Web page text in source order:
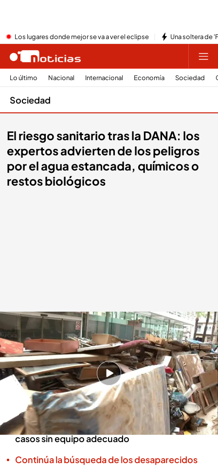
Los lugares donde mejor se va a ver el eclipse Una soltera de
Lo último Nacional Internacional Economía Sociedad
Sociedad
El riesgo sanitario tras la DANA: los
expertos advierten de los peligros
por el agua estancada, químicos o
restos biológicos
Preocupan las infecciones tras el paso de la DANA
Redacción digital Noticias Cuatro Patricia Pereda
04 NOV 2024 - 21:38h.
El agua estancada, entre otros factores,
supone un riesgo sanitario que se podría ver
agravado con el paso de los días
Los voluntarios están trabajando en muchos
casos sin equipo adecuado
Continúa la búsqueda de los desaparecidos